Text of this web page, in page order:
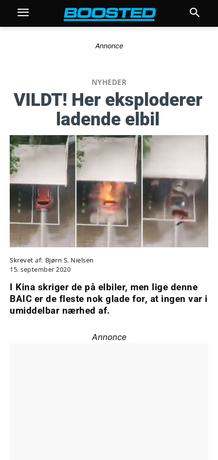
Annonce
NYHEDER
VILDT! Her eksploderer
ladende elbil
Skrevet af: Bjørn S. Nielsen
15. september 2020
I Kina skriger de på elbiler, men lige denne
BAIC er de fleste nok glade for, at ingen var i
umiddelbar nærhed af.
Annonce